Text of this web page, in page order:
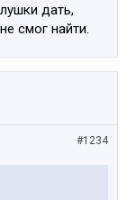
дать,
смог найти.
#1234